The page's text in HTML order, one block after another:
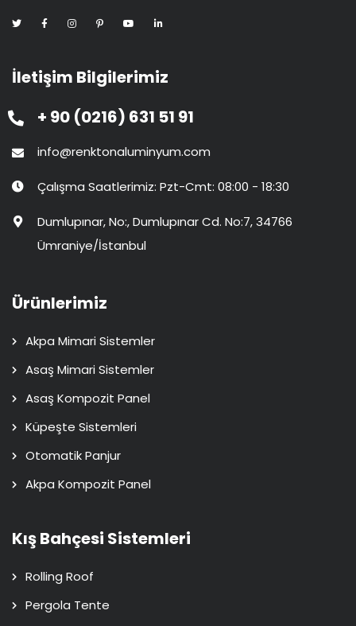
İletişim Bilgilerimiz
+ 90 (0216) 631 51 91
info@renktonaluminyum.com
Çalışma Saatlerimiz: Pzt-Cmt: 08:00 - 18:30
Dumlupınar, No:, Dumlupınar Cd. No:7, 34766
Ümraniye/İstanbul
Ürünlerimiz
Akpa Mimari Sistemler
Asaş Mimari Sistemler
Asaş Kompozit Panel
Küpeşte Sistemleri
Otomatik Panjur
Akpa Kompozit Panel
Kış Bahçesi Sistemleri
Rolling Roof
Pergola Tente